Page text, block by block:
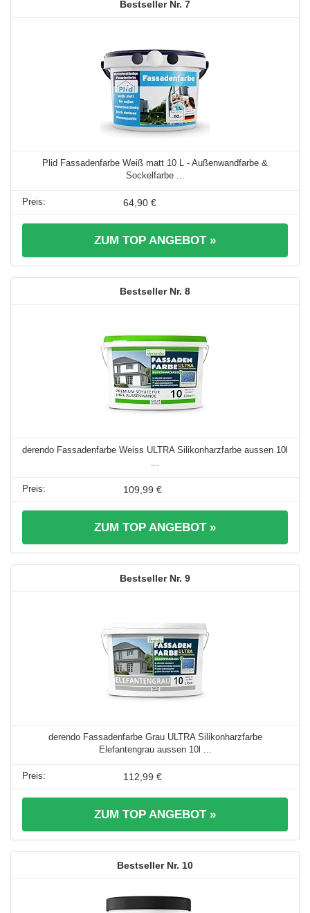
7
Plid Fassadenfarbe Weiß matt 10 L - Außenwandfarbe &
Sockelfarbe ...
64,90 €
ZUM TOP ANGEBOT »
8
derendo Fassadenfarbe Weiss ULTRA Silikonharzfarbe aussen 10l
109,99 €
ZUM TOP ANGEBOT »
9
derendo Fassadenfarbe Grau ULTRA Silikonharzfarbe
Elefantengrau aussen 10l ...
112,99 €
ZUM TOP ANGEBOT »
10